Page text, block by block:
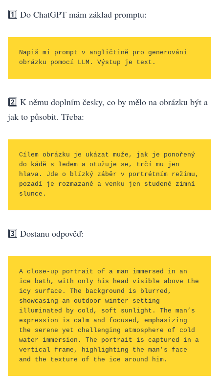
1️⃣ Do ChatGPT mám základ promptu:
Napiš mi prompt v angličtině pro generování
obrázku pomocí LLM. Výstup je text.
2️⃣ K němu doplním česky, co by mělo na obrázku být a
jak to působit. Třeba:
Cílem obrázku je ukázat muže, jak je ponořený
do kádě s ledem a otužuje se, trčí mu jen
hlava. Jde o blízký záběr v portrétním režimu,
pozadí je rozmazané a venku jen studené zimní
slunce.
3️⃣ Dostanu odpověď:
A close-up portrait of a man immersed in an
ice bath, with only his head visible above the
icy surface. The background is blurred,
showcasing an outdoor winter setting
illuminated by cold, soft sunlight. The man’s
expression is calm and focused, emphasizing
the serene yet challenging atmosphere of cold
water immersion. The portrait is captured in a
vertical frame, highlighting the man’s face
and the texture of the ice around him.